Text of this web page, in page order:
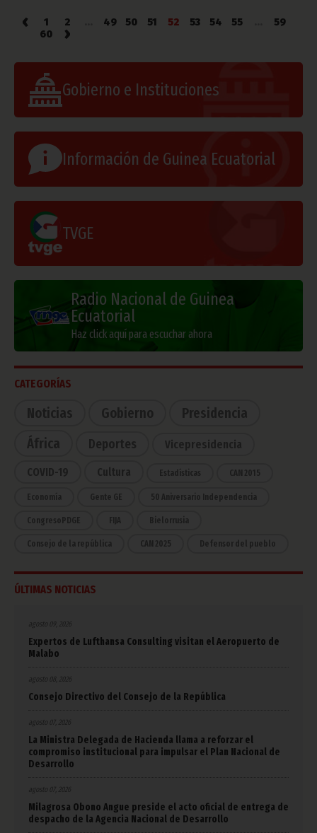
‹ 1 2 49 50 51 52 53 54 55
59
60
›
Gobierno e Instituciones
Información de Guinea Ecuatorial
TVGE
Radio Nacional de Guinea
Ecuatorial
Haz click aquí para escuchar ahora
CATEGORÍAS
Noticias Gobierno
Presidencia
África
Deportes Vicepresidencia
COVID-19 Cultura Estadísticas CAN 2015
Economía Gente GE 50 Aniversario Independencia
CongresoPDGE FIJA Bielorrusia
Consejo de la república CAN 2025 Defensor del pueblo
ÚLTIMAS NOTICIAS
agosto 09, 2026
Expertos de Lufthansa Consulting visitan el Aeropuerto de
Malabo
agosto 08, 2026
Consejo Directivo del Consejo de la República
agosto 07, 2026
La Ministra Delegada de Hacienda llama a reforzar el
compromiso institucional para impulsar el Plan Nacional de
Desarrollo
agosto 07, 2026
Milagrosa Obono Angue preside el acto oficial de entrega de
despacho de la Agencia Nacional de Desarrollo